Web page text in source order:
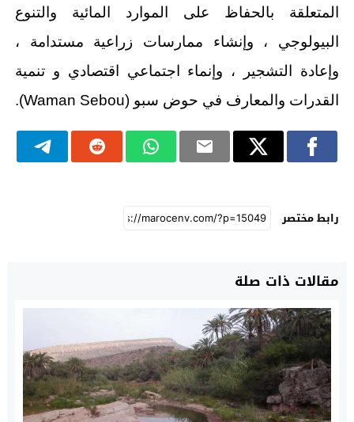
المتعلقة بالحفاظ على الموارد المائية والتنوع
البيولوجي ، وإنشاء ممارسات زراعية مستدامة ،
وإعادة التشجير ، وإنماء اجتماعي اقتصادي و تنمية
القدرات والمعارف في حوض سبو (Waman Sebou).
رابط مختصر
مقالات ذات صلة